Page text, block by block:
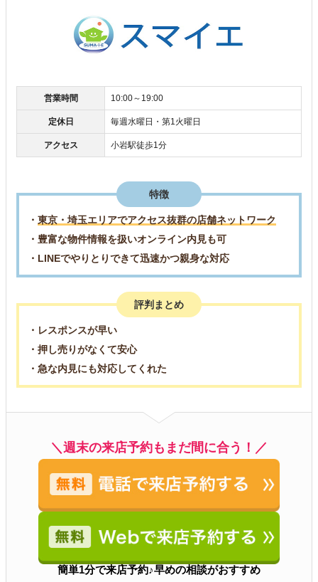
営業時間 10:00～19:00
定休日 毎週水曜日・第1火曜日
アクセス 小岩駅徒歩1分
特徴
・ 東京・埼玉エリアでアクセス抜群の店舗ネットワーク
・豊富な物件情報を扱いオンライン内見も可
・LINEでやりとりできて迅速かつ親身な対応
評判まとめ
・レスポンスが早い
・押し売りがなくて安心
・急な内見にも対応してくれた
＼週末の来店予約もまだ間に合う！／
簡単1分で来店予約♪早めの相談がおすすめ